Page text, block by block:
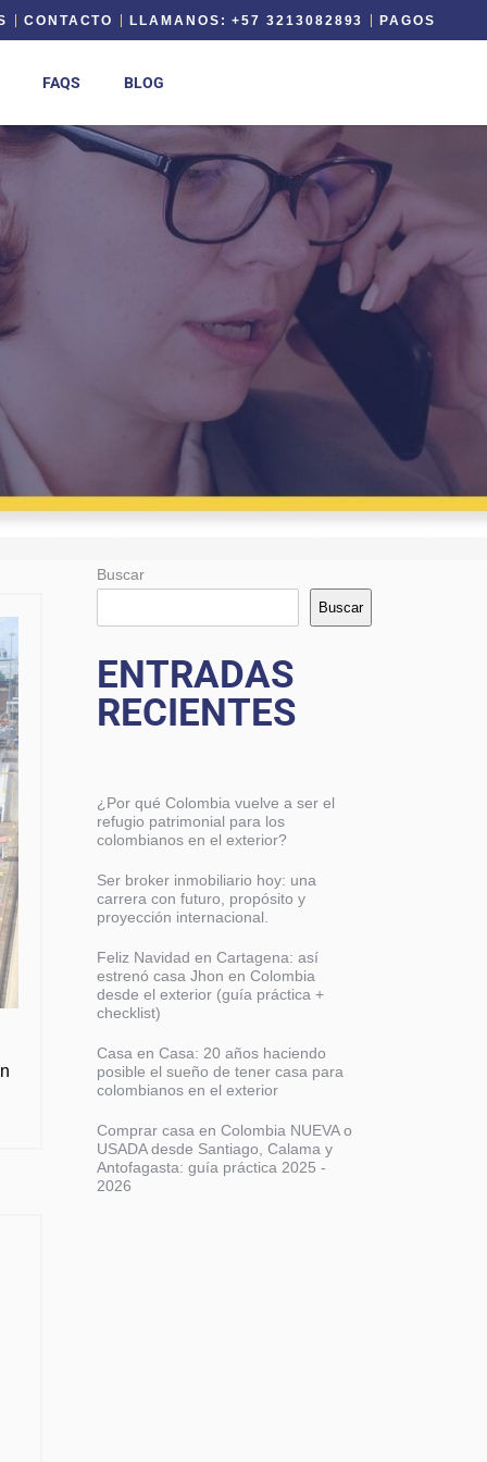
CONTACTO LLAMANOS: +57 3213082893 PAGOS
FAQS BLOG
Buscar
Buscar
ENTRADAS
RECIENTES
¿Por qué Colombia vuelve a ser el
refugio patrimonial para los
colombianos en el exterior?
Ser broker inmobiliario hoy: una
carrera con futuro, propósito y
proyección internacional.
Feliz Navidad en Cartagena: así
estrenó casa Jhon en Colombia
desde el exterior (guía práctica +
checklist)
Casa en Casa: 20 años haciendo
posible el sueño de tener casa para
colombianos en el exterior
Comprar casa en Colombia NUEVA o
USADA desde Santiago, Calama y
Antofagasta: guía práctica 2025 -
2026